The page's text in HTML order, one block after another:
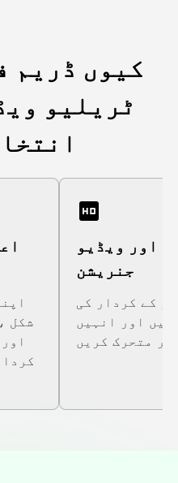
کیوں ڈریم
ٹریلیو
شکل
اور ویڈیو
جنریشن
کے کردار کی
اور انہیں